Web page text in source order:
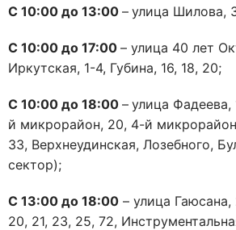
С 10:00 до 13:00 – улица Шилова,
С 10:00 до 17:00 – улица 40 лет
Иркутская, 1-4, Губина, 16, 18, 20;
С 10:00 до 18:00 – улица Фадеева,
й микрорайон, 20, 4-й
33, Верхнеудинская, Лозебного,
сектор);
С 13:00 до 18:00 – улица Гаюсана,
20, 21, 23, 25, 72,